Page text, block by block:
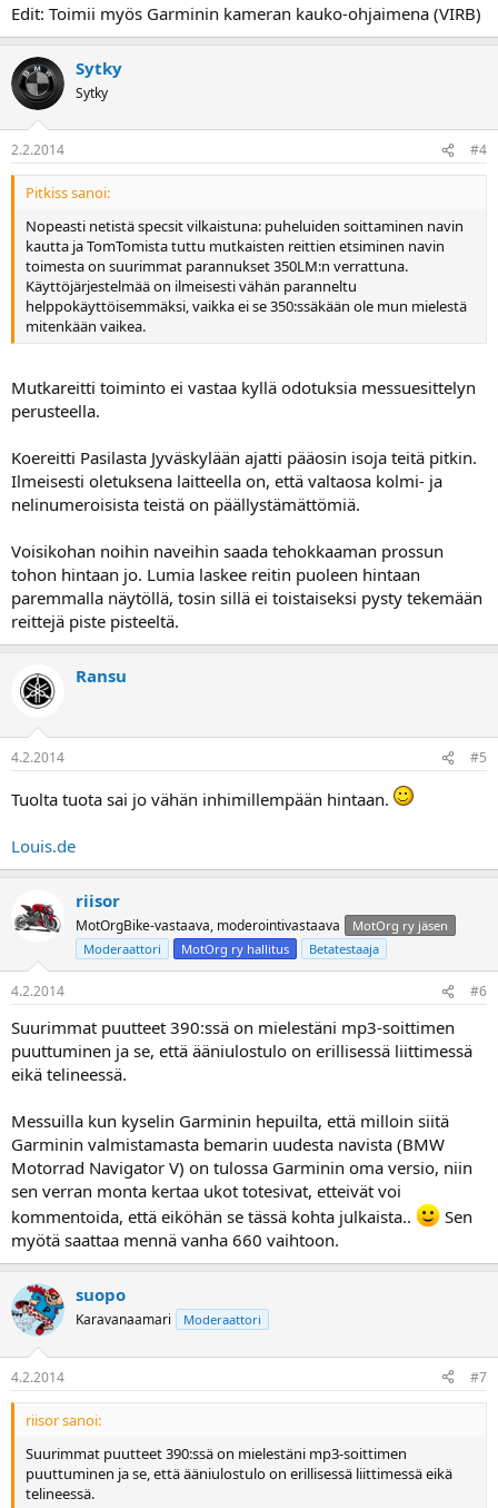
Edit: Toimii myös Garminin kameran kauko-ohjaimena (VIRB)
Sytky
Sytky
2.2.2014 #4
Pitkiss sanoi:
Nopeasti netistä specsit vilkaistuna: puheluiden soittaminen navin
kautta ja TomTomista tuttu mutkaisten reittien etsiminen navin
toimesta on suurimmat parannukset 350LM:n verrattuna.
Käyttöjärjestelmää on ilmeisesti vähän paranneltu
helppokäyttöisemmäksi, vaikka ei se 350:ssäkään ole mun mielestä
mitenkään vaikea.
Mutkareitti toiminto ei vastaa kyllä odotuksia messuesittelyn
perusteella.
Koereitti Pasilasta Jyväskylään ajatti pääosin isoja teitä pitkin.
Ilmeisesti oletuksena laitteella on, että valtaosa kolmi- ja
nelinumeroisista teistä on päällystämättömiä.
Voisikohan noihin naveihin saada tehokkaaman prossun
tohon hintaan jo. Lumia laskee reitin puoleen hintaan
paremmalla näytöllä, tosin sillä ei toistaiseksi pysty tekemään
reittejä piste pisteeltä.
Ransu
4.2.2014 #5
Tuolta tuota sai jo vähän inhimillempään hintaan.
Louis.de
riisor
MotOrgBike-vastaava, moderointivastaava
MotOrg ry jäsen
Moderaattori
MotOrg ry hallitus Betatestaaja
4.2.2014 #6
Suurimmat puutteet 390:ssä on mielestäni mp3-soittimen
puuttuminen ja se, että ääniulostulo on erillisessä liittimessä
eikä telineessä.
Messuilla kun kyselin Garminin hepuilta, että milloin siitä
Garminin valmistamasta bemarin uudesta navista (BMW
Motorrad Navigator V) on tulossa Garminin oma versio, niin
sen verran monta kertaa ukot totesivat, etteivät voi
kommentoida, että eiköhän se tässä kohta julkaista..
Sen
myötä saattaa mennä vanha 660 vaihtoon.
suopo
Karavanaamari Moderaattori
4.2.2014 #7
riisor sanoi:
Suurimmat puutteet 390:ssä on mielestäni mp3-soittimen
puuttuminen ja se, että ääniulostulo on erillisessä liittimessä eikä
telineessä.